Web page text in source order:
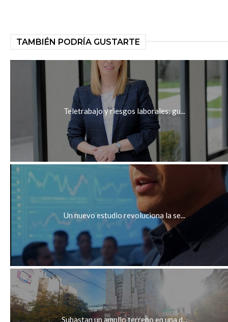
TAMBIÉN PODRÍA GUSTARTE
Teletrabajo y riesgos laborales: gu...
Un nuevo estudio revoluciona la se...
Subastan un amplio terreno en una d...